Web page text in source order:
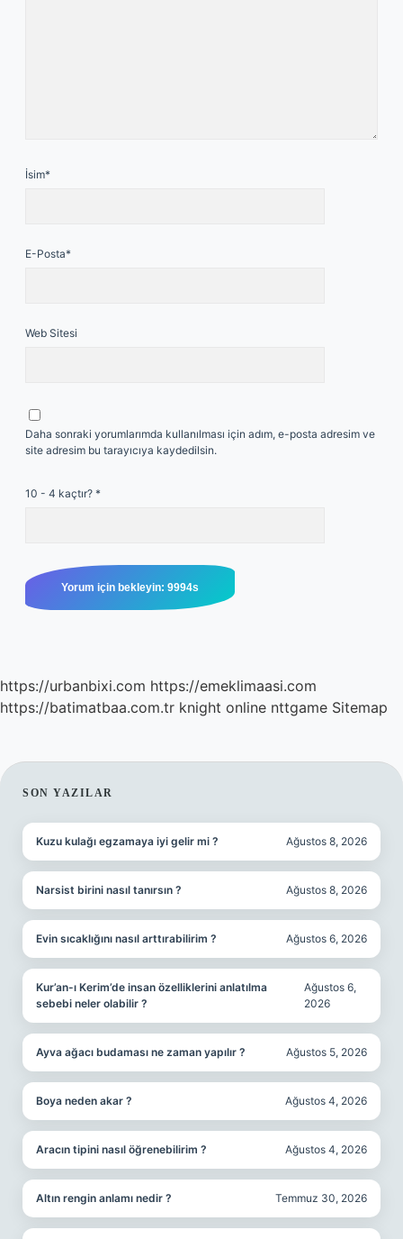
İsim*
E-Posta*
Web Sitesi
Daha sonraki yorumlarımda kullanılması için adım, e-posta adresim ve
site adresim bu tarayıcıya kaydedilsin.
10 - 4 kaçtır? *
https://urbanbixi.com https://emeklimaasi.com
https://batimatbaa.com.tr knight online nttgame Sitemap
SIDEBAR
SON YAZILAR
Kuzu kulağı egzamaya iyi gelir mi ? Ağustos 8, 2026
Narsist birini nasıl tanırsın ? Ağustos 8, 2026
Evin sıcaklığını nasıl arttırabilirim ? Ağustos 6, 2026
Kur’an-ı Kerim’de insan özelliklerini anlatılma
sebebi neler olabilir ?
Ağustos 6,
2026
Ayva ağacı budaması ne zaman yapılır ? Ağustos 5, 2026
Boya neden akar ? Ağustos 4, 2026
Aracın tipini nasıl öğrenebilirim ? Ağustos 4, 2026
Altın rengin anlamı nedir ? Temmuz 30, 2026